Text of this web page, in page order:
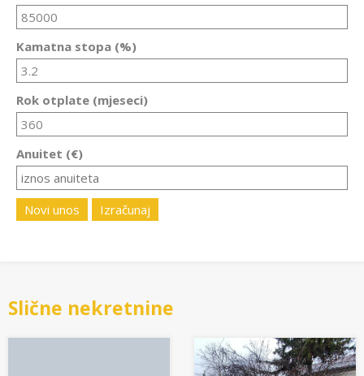
Kamatna stopa (%)
Rok otplate (mjeseci)
Anuitet (€)
Novi unos Izračunaj
Slične nekretnine